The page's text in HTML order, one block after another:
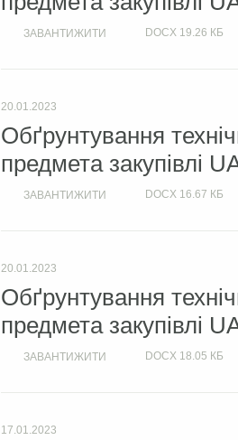
ЗАВАНТИЖИТИ DOCX 19.26 КБ
20.01.2023
Обґрунтування
предмета закупівлі
ЗАВАНТИЖИТИ DOCX 16.67 КБ
20.01.2023
Обґрунтування
предмета закупівлі
ЗАВАНТИЖИТИ DOCX 18.05 КБ
17.01.2023